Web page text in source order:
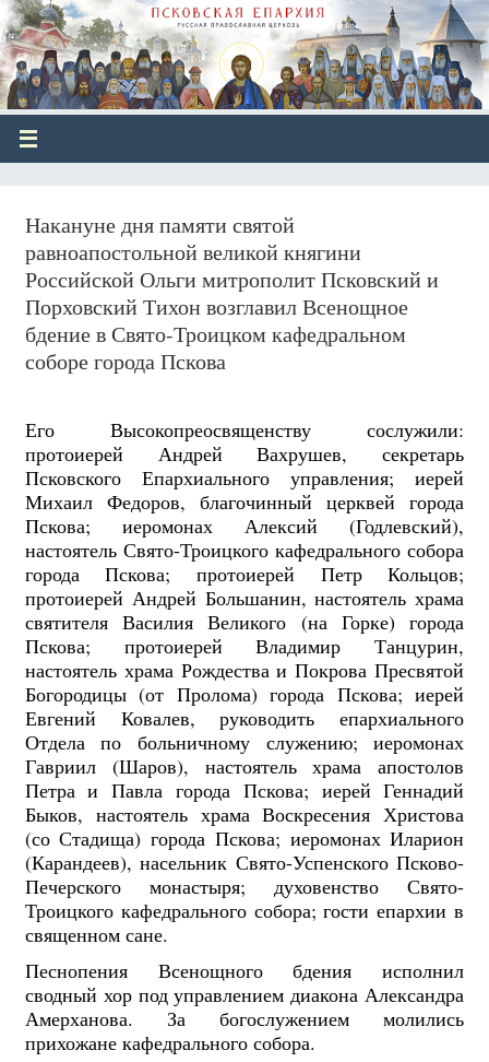
Накануне дня памяти святой
равноапостольной великой княгини
Российской Ольги митрополит Псковский и
Порховский Тихон возглавил Всенощное
бдение в Свято-Троицком кафедральном
соборе города Пскова
Его Высокопреосвященству сослужили:
протоиерей Андрей Вахрушев, секретарь
Псковского Епархиального управления; иерей
Михаил Федоров, благочинный церквей города
Пскова; иеромонах Алексий (Годлевский),
настоятель Свято-Троицкого кафедрального собора
города Пскова; протоиерей Петр Кольцов;
протоиерей Андрей Большанин, настоятель храма
святителя Василия Великого (на Горке) города
Пскова; протоиерей Владимир Танцурин,
настоятель храма Рождества и Покрова Пресвятой
Богородицы (от Пролома) города Пскова; иерей
Евгений Ковалев, руководить епархиального
Отдела по больничному служению; иеромонах
Гавриил (Шаров), настоятель храма апостолов
Петра и Павла города Пскова; иерей Геннадий
Быков, настоятель храма Воскресения Христова
(со Стадища) города Пскова; иеромонах Иларион
(Карандеев), насельник Свято-Успенского Псково-
Печерского монастыря; духовенство Свято-
Троицкого кафедрального собора; гости епархии в
священном сане.
Песнопения Всенощного бдения исполнил
сводный хор под управлением диакона Александра
Амерханова. За богослужением молились
прихожане кафедрального собора.